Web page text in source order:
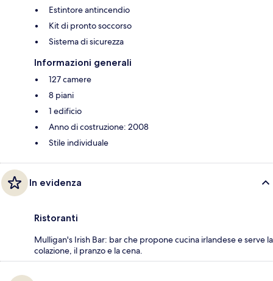
Estintore antincendio
Kit di pronto soccorso
Sistema di sicurezza
Informazioni generali
127 camere
8 piani
1 edificio
Anno di costruzione: 2008
Stile individuale
In evidenza
Ristoranti
Mulligan's Irish Bar: bar che propone cucina irlandese e serve la
colazione, il pranzo e la cena.